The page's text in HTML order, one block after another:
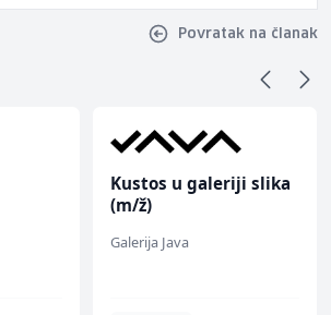
Povratak na članak
Kustos u galeriji slika
(m/ž)
Galerija Java